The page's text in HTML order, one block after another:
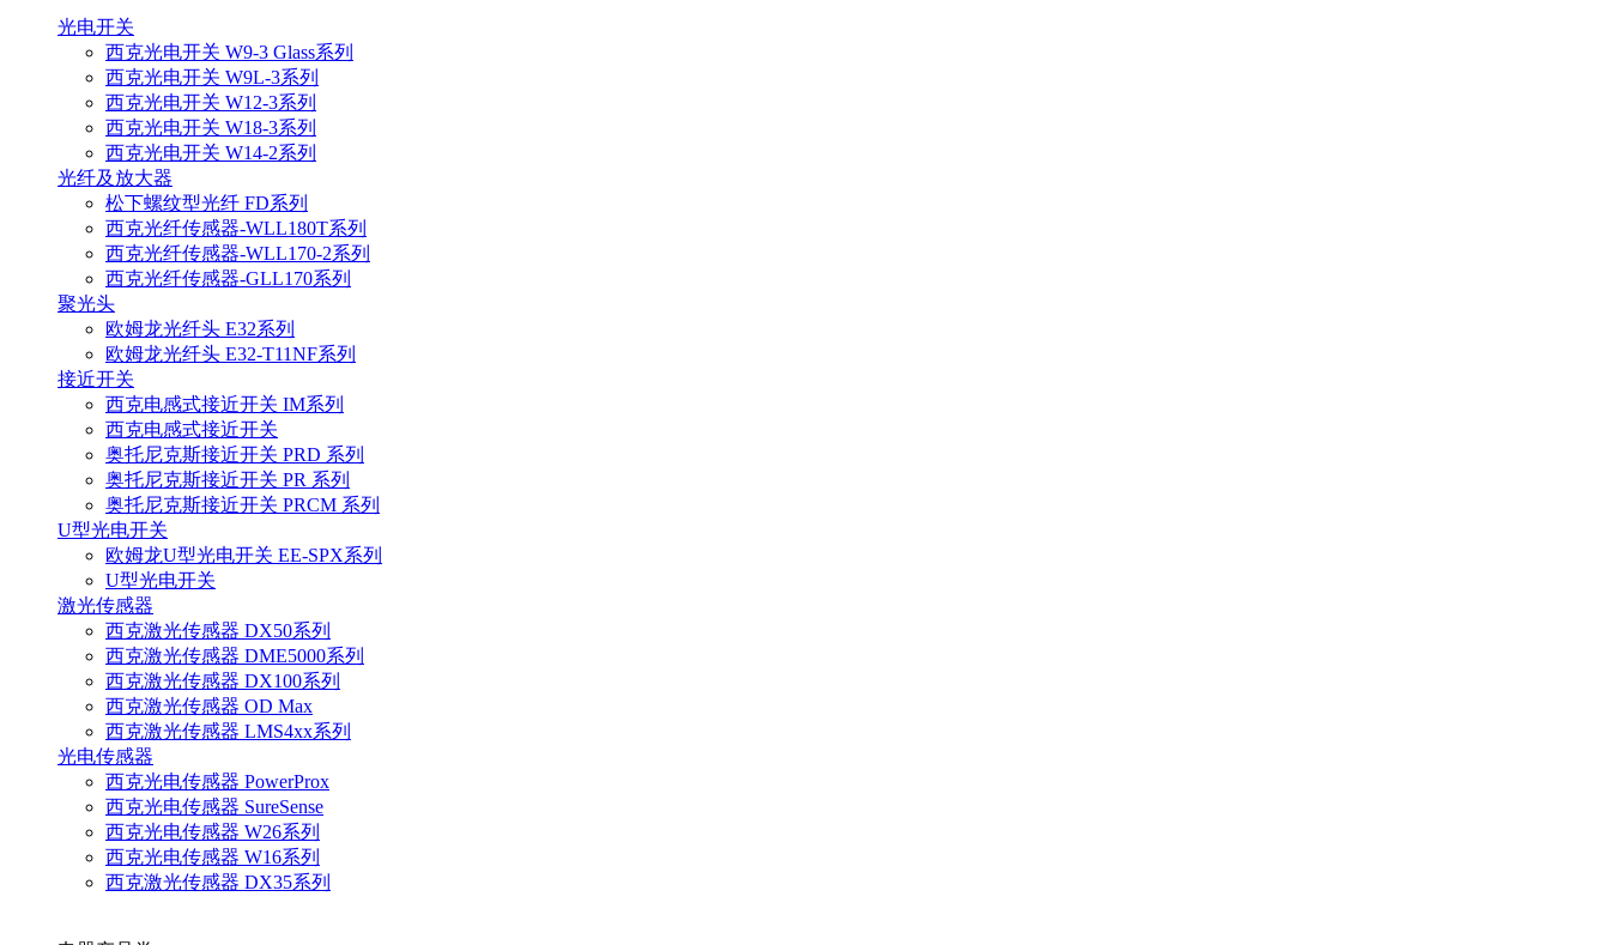
光电开关
西克光电开关 W9-3 Glass系列
西克光电开关 W9L-3系列
西克光电开关 W12-3系列
西克光电开关 W18-3系列
西克光电开关 W14-2系列
光纤及放大器
松下螺纹型光纤 FD系列
西克光纤传感器-WLL180T系列
西克光纤传感器-WLL170-2系列
西克光纤传感器-GLL170系列
聚光头
欧姆龙光纤头 E32系列
欧姆龙光纤头 E32-T11NF系列
接近开关
西克电感式接近开关 IM系列
西克电感式接近开关
奥托尼克斯接近开关 PRD 系列
奥托尼克斯接近开关 PR 系列
奥托尼克斯接近开关 PRCM 系列
U型光电开关
欧姆龙U型光电开关 EE-SPX系列
U型光电开关
激光传感器
西克激光传感器 DX50系列
西克激光传感器 DME5000系列
西克激光传感器 DX100系列
西克激光传感器 OD Max
西克激光传感器 LMS4xx系列
光电传感器
西克光电传感器 PowerProx
西克光电传感器 SureSense
西克光电传感器 W26系列
西克光电传感器 W16系列
西克激光传感器 DX35系列